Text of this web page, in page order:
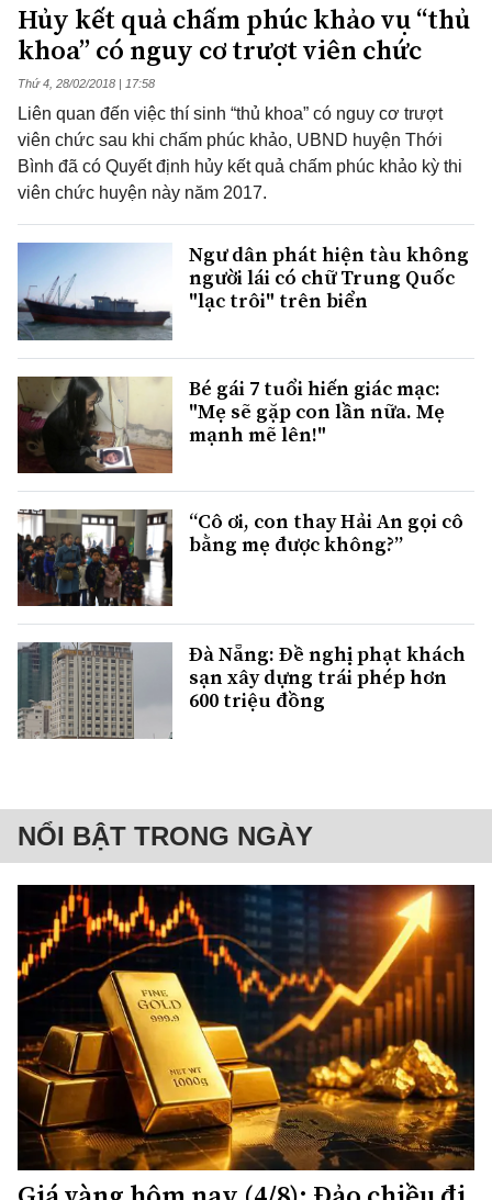
Hủy kết quả chấm phúc khảo vụ “thủ
khoa” có nguy cơ trượt viên chức
Thứ 4, 28/02/2018 | 17:58
Liên quan đến việc thí sinh “thủ khoa” có nguy cơ trượt
viên chức sau khi chấm phúc khảo, UBND huyện Thới
Bình đã có Quyết định hủy kết quả chấm phúc khảo kỳ thi
viên chức huyện này năm 2017.
Ngư dân phát hiện tàu không
người lái có chữ Trung Quốc
"lạc trôi" trên biển
Bé gái 7 tuổi hiến giác mạc:
"Mẹ sẽ gặp con lần nữa. Mẹ
mạnh mẽ lên!"
“Cô ơi, con thay Hải An gọi cô
bằng mẹ được không?”
Đà Nẵng: Đề nghị phạt khách
sạn xây dựng trái phép hơn
600 triệu đồng
NỔI BẬT TRONG NGÀY